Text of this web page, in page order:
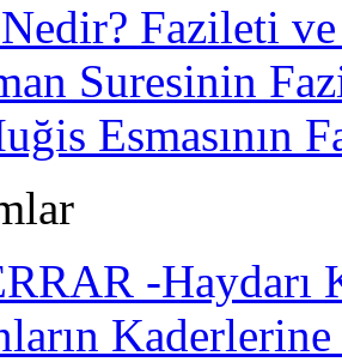
Fazileti
Suresinin
Esmasının
-Haydarı